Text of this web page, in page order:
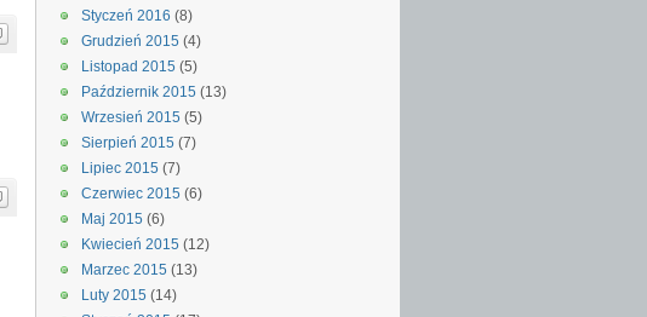
Styczeń 2016 (8)
Grudzień 2015 (4)
Listopad 2015 (5)
Październik 2015 (13)
Wrzesień 2015 (5)
Sierpień 2015 (7)
Lipiec 2015 (7)
Czerwiec 2015 (6)
Maj 2015 (6)
Kwiecień 2015 (12)
Marzec 2015 (13)
Luty 2015 (14)